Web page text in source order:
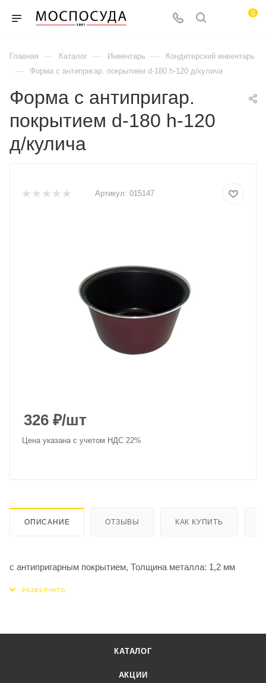
0
Главная — Каталог — Инвентарь — Кондитерский инвентарь
— Форма с антипригар. покрытием d-180 h-120 д/кулича
Форма с антипригар.
покрытием d-180 h-120
д/кулича
Артикул: 015147
326 ₽/шт
Цена указана с учетом НДС 22%
ОПИСАНИЕ ОТЗЫВЫ КАК КУПИТЬ
с антипригарным покрытием, Толщина металла: 1,2 мм
КАТАЛОГ
АКЦИИ